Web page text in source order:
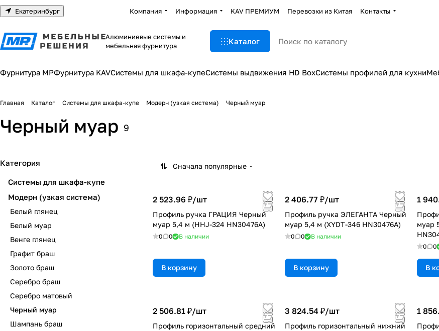
Екатеринбург Компания Информация KAV ПРЕМИУМ Перевозки из Китая Контакты
Алюминиевые системы и
мебельная фурнитура
Каталог
Фурнитура МРФурнитура KAVСистемы для шкафа-купеСистемы выдвижения HD BoxСистемы профилей для кухни
Главная Каталог Системы для шкафа-купе Модерн (узкая система) Черный муар
Черный муар 9
Сначала популярные
2 523.96 ₽/шт
Профиль ручка ГРАЦИЯ Черный
муар 5,4 м (HHJ-324 HN30476A)
0 0 В наличии
В корзину
2 406.77 ₽/шт
Профиль ручка ЭЛЕГАНТА Черный
муар 5,4 м (XYDT-346 HN30476A)
0 0 В наличии
В корзину
1
муар
0 0
В
2 506.81 ₽/шт
Профиль горизонтальный средний
3 824.54 ₽/шт
Профиль горизонтальный нижний
1
Категория
Системы для шкафа-купе
Модерн (узкая система)
Белый глянец
Белый муар
Венге глянец
Графит браш
Золото браш
Серебро браш
Серебро матовый
Черный муар
Шампань браш